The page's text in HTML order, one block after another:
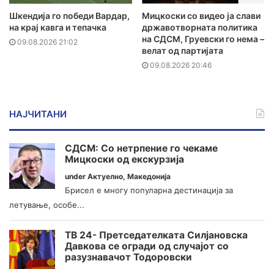
Шкендија го победи Вардар,
на крај кавга и тепачка
09.08.2026 21:02
Мицкоски со видео ја слави
државотворната политика
на СДСМ, Груевски го нема –
велат од партијата
09.08.2026 20:46
НАЈЧИТАНИ
СДСМ: Со нетрпение го чекаме
Мицкоски од екскурзија
under Актуелно, Македонија
Брисел е многу популарна дестинација за
летување, особе...
ТВ 24- Претседателката Силјановска
Давкова се огради од случајот со
разузнавачот Тодоровски